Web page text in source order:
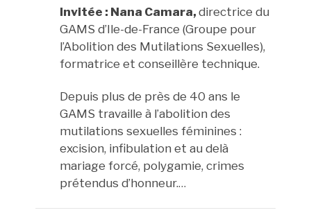
Invitée : Nana Camara, directrice du
GAMS d’Ile-de-France (Groupe pour
l’Abolition des Mutilations Sexuelles),
formatrice et conseillère technique.
Depuis plus de près de 40 ans le
GAMS travaille à l’abolition des
mutilations sexuelles féminines :
excision, infibulation et au delà
mariage forcé, polygamie, crimes
prétendus d’honneur.…